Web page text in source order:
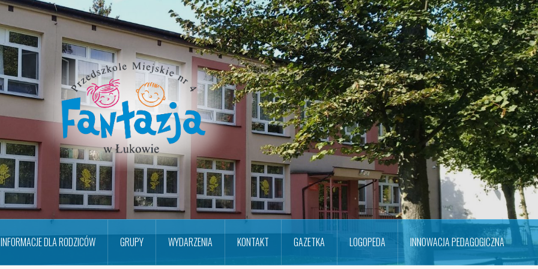
INFORMACJE DLA RODZICÓW GRUPY WYDARZENIA KONTAKT GAZETKA LOGOPEDA INNOWACJA PEDAGOGICZNA